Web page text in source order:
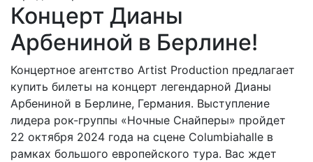
Концерт Дианы
Арбениной в Берлине!
Концертное агентство Artist Production предлагает
купить билеты на концерт легендарной Дианы
Арбениной в Берлине, Германия. Выступление
лидера рок-группы «Ночные Снайперы» пройдет
22 октября 2024 года на сцене Columbiahalle в
рамках большого европейского тура. Вас ждет